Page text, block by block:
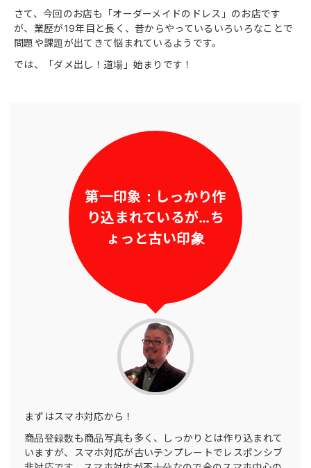
さて、今回のお店も「オーダーメイドのドレス」のお店です
が、業歴が19年目と長く、昔からやっているいろいろなことで
問題や課題が出てきて悩まれているようです。
では、「ダメ出し！道場」始まりです！
第一印象：しっかり作
り込まれているが…ち
ょっと古い印象
まずはスマホ対応から！
商品登録数も商品写真も多く、しっかりとは作り込まれて
いますが、スマホ対応が古いテンプレートでレスポンシブ